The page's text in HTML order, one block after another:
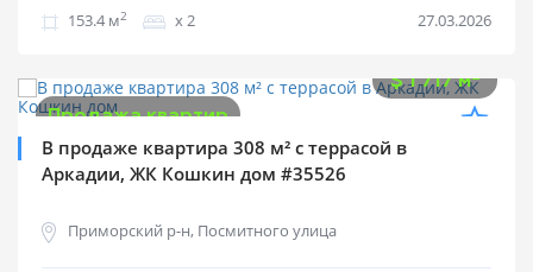
153.4 м2 х 2 27.03.2026
$1 717 м2
Продажа квартир
В продаже квартира 308 м² с террасой в
Аркадии, ЖК Кошкин дом #35526
Приморский р-н, Посмитного улица